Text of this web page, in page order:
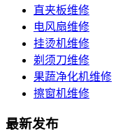
直夹板维修
电风扇维修
挂烫机维修
剃须刀维修
果蔬净化机维修
擦窗机维修
最新发布